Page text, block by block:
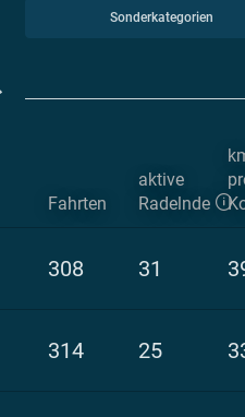
Sonderkategorien
Fahrten
aktive
Radelnde
308 31
314 25